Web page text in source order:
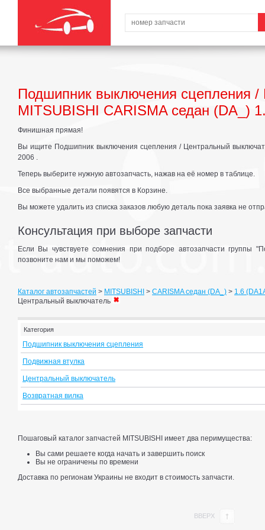
Подшипник выключения сцепления
MITSUBISHI CARISMA седан (DA_)
Финишная прямая!
Вы ищите Подшипник выключения сцепления / Центральный
2006 .
Теперь выберите нужную автозапчасть, нажав на её номер в таблице.
Все выбранные детали появятся в Корзине.
Вы можете удалить из списка заказов любую деталь пока заявка не
Консультация при выборе запчасти
Если Вы чувствуете сомнения при подборе автозапчасти группы
позвоните нам и мы поможем!
Каталог автозапчастей > MITSUBISHI > CARISMA седан (DA_) > 1.6
Центральный выключатель
Категория
Подшипник выключения сцепления
Подвижная втулка
Центральный выключатель
Возвратная вилка
Пошаговый каталог запчастей MITSUBISHI имеет два перимущества:
Вы сами решаете когда начать и завершить поиск
Вы не ограничены по времени
Доставка по регионам Украины не входит в стоимость запчасти.
ВВЕРХ